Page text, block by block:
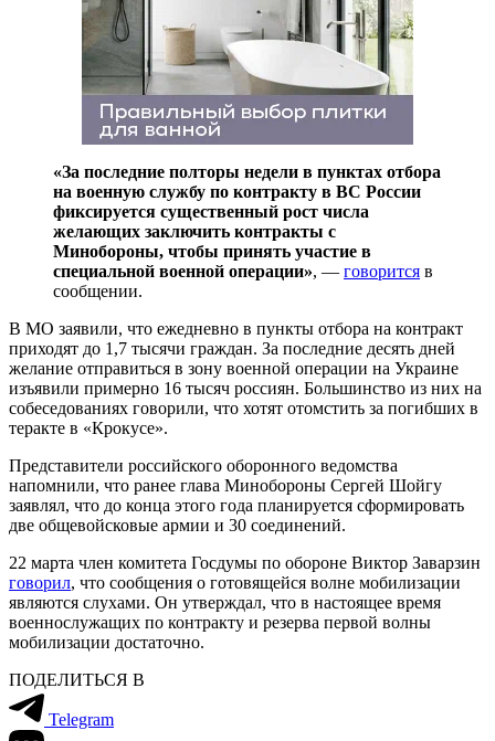
«За последние полторы недели в пунктах отбора
на военную службу по контракту в ВС России
фиксируется существенный рост числа
желающих заключить контракты с
Минобороны, чтобы принять участие в
специальной военной операции», — говорится в
сообщении.
В МО заявили, что ежедневно в пункты отбора на контракт
приходят до 1,7 тысячи граждан. За последние десять дней
желание отправиться в зону военной операции на Украине
изъявили примерно 16 тысяч россиян. Большинство из них на
собеседованиях говорили, что хотят отомстить за погибших в
теракте в «Крокусе».
Представители российского оборонного ведомства
напомнили, что ранее глава Минобороны Сергей Шойгу
заявлял, что до конца этого года планируется сформировать
две общевойсковые армии и 30 соединений.
22 марта член комитета Госдумы по обороне Виктор Заварзин
говорил, что сообщения о готовящейся волне мобилизации
являются слухами. Он утверждал, что в настоящее время
военнослужащих по контракту и резерва первой волны
мобилизации достаточно.
ПОДЕЛИТЬСЯ В
Telegram